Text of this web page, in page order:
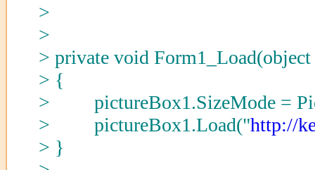
>
>
> private void Form1_Load(object
> {
> pictureBox1.SizeMode =
> pictureBox1.Load("http://
> }